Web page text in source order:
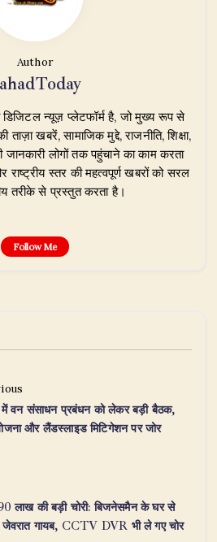
Author
न्यूज़ प्लेटफॉर्म है, जो मुख्य रूप से
ताज़ा खबरें, सामाजिक मुद्दे, राजनीति, शिक्षा,
लोगों तक पहुंचाने का काम करता
राष्ट्रीय स्तर की महत्वपूर्ण खबरों को सरल
तरीके से प्रस्तुत करता है।
Follow Me
में वन संसाधन प्रबंधन को लेकर बड़ी बैठक,
और लैंडस्लाइड मिटिगेशन पर जोर
लाख की बड़ी चोरी: बिजनेसमैन के घर से
गायब, CCTV DVR भी ले गए चोर